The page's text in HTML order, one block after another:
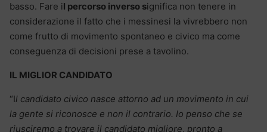
basso. Fare il percorso inverso significa non tenere in
considerazione il fatto che i messinesi la vivrebbero non
come frutto di movimento spontaneo e civico ma come
conseguenza di decisioni prese a tavolino.
IL MIGLIOR CANDIDATO
“Il candidato civico nasce attorno ad un movimento in cui
la gente si riconosce e non il contrario. Io penso che se
riusciremo a trovare il candidato migliore, pronto a